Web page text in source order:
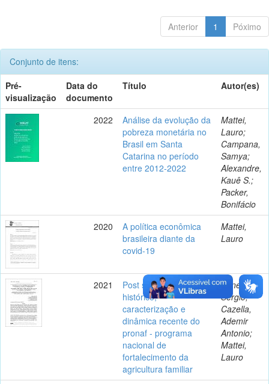
Anterior 1 Póximo
Conjunto de itens:
Pré-
visualização
Data do
documento
Título Autor(es)
2022
Análise da evolução da
pobreza monetária no
Brasil em Santa
Catarina no período
entre 2012-2022
Mattei,
Lauro;
Campana,
Samya;
Alexandre,
Kauê S.;
Packer,
Bonifácio
2020
A política econômica
brasileira diante da
covid-19
Mattei,
Lauro
2021
Post scriptum ao artigo
histórico,
caracterização e
dinâmica recente do
pronaf - programa
nacional de
fortalecimento da
agricultura familiar
Shneider,
Sérgio;
Cazella,
Ademir
Antonio;
Mattei,
Lauro